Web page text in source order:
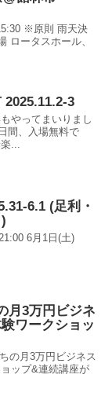
※原則 雨天決
ロータスホール、
2025.11.2-3
やってまいりまし
間、入場無料で
...
6.1 (足利・
6月1日(土)
月3万円ビジネ
ワークショッ
の月3万円ビジネス
ップ&連続講座が